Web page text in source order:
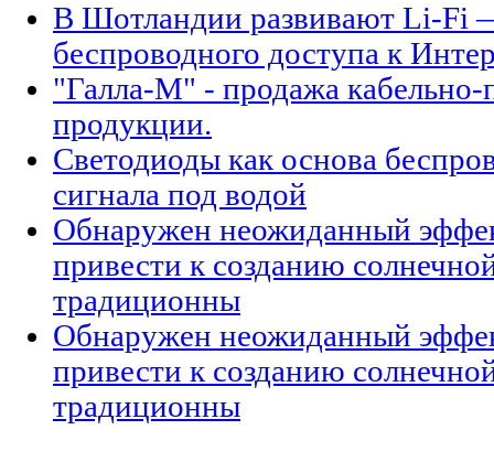
В Шотландии развивают Li-Fi
беспроводного доступа к
"Галла-М" - продажа кабельно-
продукции.
Светодиоды как основа
сигнала под водой
Обнаружен неожиданный
привести к созданию
традиционны
Обнаружен неожиданный
привести к созданию
традиционны